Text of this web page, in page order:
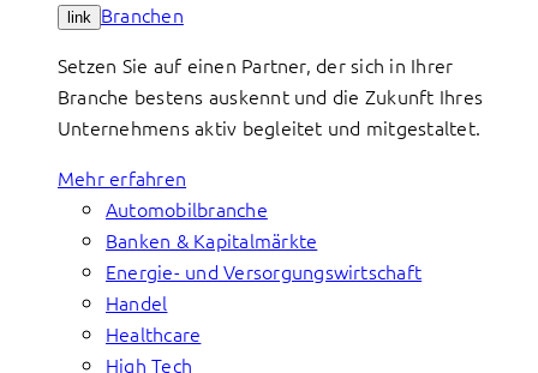
link Branchen
Setzen Sie auf einen Partner, der sich in Ihrer
Branche bestens auskennt und die Zukunft Ihres
Unternehmens aktiv begleitet und mitgestaltet.
Mehr erfahren
Automobilbranche
Banken & Kapitalmärkte
Energie- und Versorgungswirtschaft
Handel
Healthcare
High Tech